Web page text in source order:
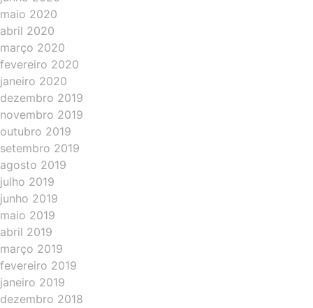
maio 2020
abril 2020
março 2020
fevereiro 2020
janeiro 2020
dezembro 2019
novembro 2019
outubro 2019
setembro 2019
agosto 2019
julho 2019
junho 2019
maio 2019
abril 2019
março 2019
fevereiro 2019
janeiro 2019
dezembro 2018